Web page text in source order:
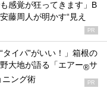
感覚が狂ってきます」B
藤周人が明かす“見え
PR
タイパ”がいい！」箱根の
大地が語る「エアー®サ
ニング術 PR